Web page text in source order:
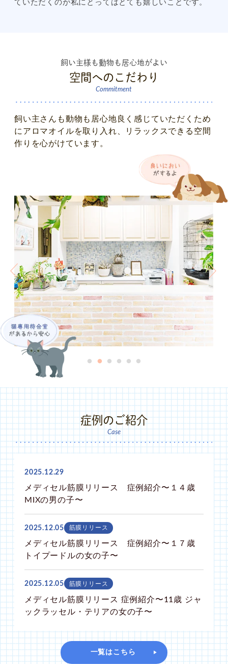
ていただくのが私にとってはとても嬉しいことです。
飼い主様も動物も居心地がよい
空間へのこだわり
Commitment
飼い主さんも動物も居心地良く感じていただくため
にアロマオイルを取り入れ、リラックスできる空間
作りを心がけています。
症例のご紹介
Case
2025.12.29
メディセル筋膜リリース 症例紹介〜１４歳
MIXの男の子〜
2025.12.05 筋膜リリース
メディセル筋膜リリース 症例紹介〜１７歳
トイプードルの女の子〜
2025.12.05 筋膜リリース
メディセル筋膜リリース 症例紹介〜11歳 ジャ
ックラッセル・テリアの女の子〜
一覧はこちら